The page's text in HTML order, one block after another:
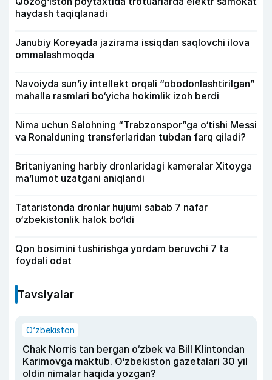
haydash taqiqlanadi
Janubiy Koreyada jazirama issiqdan saqlovchi ilova
ommalashmoqda
Navoiyda sun’iy intellekt orqali “obodonlashtirilgan”
mahalla rasmlari bo‘yicha hokimlik izoh berdi
Nima uchun Salohning “Trabzonspor”ga o‘tishi Messi
va Ronalduning transferlaridan tubdan farq qiladi?
Britaniyaning harbiy dronlaridagi kameralar Xitoyga
ma’lumot uzatgani aniqlandi
Tataristonda dronlar hujumi sabab 7 nafar
o‘zbekistonlik halok bo‘ldi
Qon bosimini tushirishga yordam beruvchi 7 ta
foydali odat
Tavsiyalar
O‘zbekiston
Chak Norris tan bergan o‘zbek va Bill Klintondan
Karimovga maktub. O‘zbekiston gazetalari 30 yil
oldin nimalar haqida yozgan?